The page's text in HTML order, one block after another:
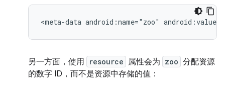
<meta-data android:name="zoo"
另一方面，使用 resource 属性会为 zoo 分配资源
的数字 ID，而不是资源中存储的值：